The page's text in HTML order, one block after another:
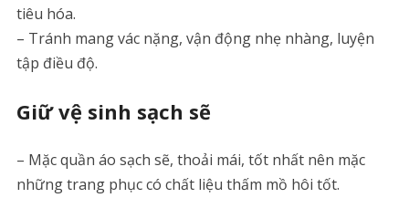
tiêu hóa.
– Tránh mang vác nặng, vận động nhẹ nhàng, luyện
tập điều độ.
Giữ vệ sinh sạch sẽ
– Mặc quần áo sạch sẽ, thoải mái, tốt nhất nên mặc
những trang phục có chất liệu thấm mồ hôi tốt.